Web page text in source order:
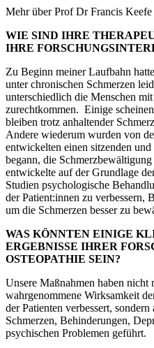
Mehr über Prof Dr Francis
WIE SIND IHRE
IHRE
Zu Beginn meiner Laufbahn
unter chronischen Schmerzen
unterschiedlich die Menschen
zurechtkommen. Einige
bleiben trotz anhaltender
Andere wiederum wurden von
entwickelten einen sitzenden
begann, die
entwickelte auf der Grundlage
Studien psychologische
der Patient:innen zu verbessern,
um die Schmerzen besser zu
WAS KÖNNTEN EINIGE
ERGEBNISSE IHRER
OSTEOPATHIE SEIN?
Unsere Maßnahmen haben nicht
wahrgenommene Wirksamkeit
der Patienten verbessert,
Schmerzen, Behinderungen,
psychischen Problemen geführt.